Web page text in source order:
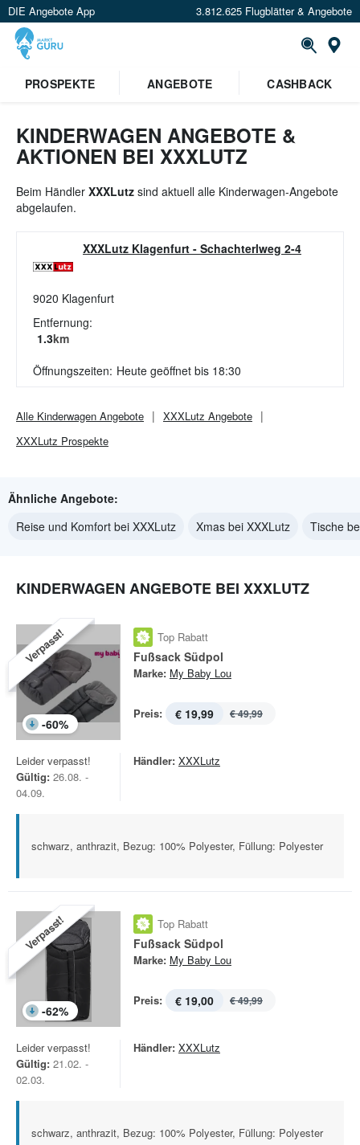
DIE Angebote App 3.812.625 Flugblätter & Angebote
Standort festlegen
PROSPEKTE ANGEBOTE CASHBACK
KINDERWAGEN ANGEBOTE &
AKTIONEN BEI XXXLUTZ
Beim Händler XXXLutz sind aktuell alle Kinderwagen-Angebote
abgelaufen.
XXXLutz Klagenfurt - Schachterlweg 2-4
9020 Klagenfurt
Entfernung:
1.3km
Öffnungszeiten: Heute geöffnet bis 18:30
Alle Kinderwagen Angebote XXXLutz Angebote
XXXLutz Prospekte
Ähnliche Angebote:
Reise und Komfort bei XXXLutz
Xmas bei XXXLutz Tische
KINDERWAGEN ANGEBOTE BEI XXXLUTZ
Verpasst!
-60%
Top Rabatt
Fußsack Südpol
Marke: My Baby Lou
Preis: € 19,99 € 49,99
Leider verpasst!
Gültig: 26.08. -
04.09.
Händler: XXXLutz
schwarz, anthrazit, Bezug: 100% Polyester, Füllung: Polyester
Verpasst!
-62%
Top Rabatt
Fußsack Südpol
Marke: My Baby Lou
Preis: € 19,00 € 49,99
Leider verpasst!
Gültig: 21.02. -
02.03.
Händler: XXXLutz
schwarz, anthrazit, Bezug: 100% Polyester, Füllung: Polyester